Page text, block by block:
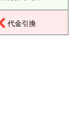
代金引換